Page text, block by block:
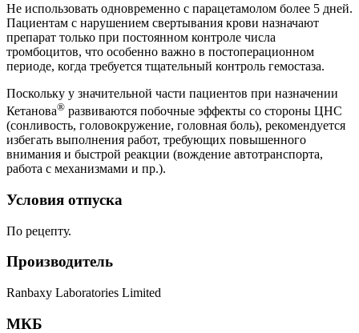
Не использовать одновременно с парацетамолом более 5 дней.
Пациентам с нарушением свертывания крови назначают
препарат только при постоянном контроле числа
тромбоцитов, что особенно важно в постоперационном
периоде, когда требуется тщательный контроль гемостаза.
Поскольку у значительной части пациентов при назначении
Кетанова® развиваются побочные эффекты со стороны ЦНС
(сонливость, головокружение, головная боль), рекомендуется
избегать выполнения работ, требующих повышенного
внимания и быстрой реакции (вождение автотранспорта,
работа с механизмами и пр.).
Условия отпуска
По рецепту.
Производитель
Ranbaxy Laboratories Limited
МКБ